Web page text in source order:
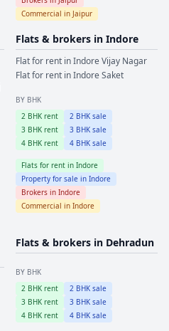
Commercial in Jaipur
Flats & brokers in Indore
Flat for rent inIndoreVijay Nagar
Flat for rent inIndoreSaket
BY BHK
2 BHK rent 2 BHK sale
3 BHK rent 3 BHK sale
4 BHK rent 4 BHK sale
Flats for rent in Indore
Property for sale in Indore
Brokers in Indore
Commercial in Indore
Flats & brokers in Dehradun
BY BHK
2 BHK rent 2 BHK sale
3 BHK rent 3 BHK sale
4 BHK rent 4 BHK sale